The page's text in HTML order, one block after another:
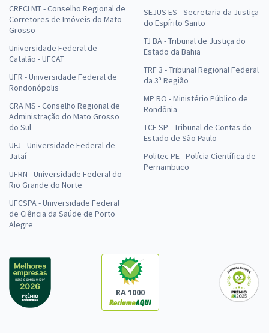
CRECI MT - Conselho Regional de
Corretores de Imóveis do Mato
Grosso
Universidade Federal de
Catalão - UFCAT
UFR - Universidade Federal de
Rondonópolis
CRA MS - Conselho Regional de
Administração do Mato Grosso
do Sul
UFJ - Universidade Federal de
Jataí
UFRN - Universidade Federal do
Rio Grande do Norte
UFCSPA - Universidade Federal
de Ciência da Saúde de Porto
Alegre
SEJUS ES - Secretaria da Justiça
do Espírito Santo
TJ BA - Tribunal de Justiça do
Estado da Bahia
TRF 3 - Tribunal Regional Federal
da 3ª Região
MP RO - Ministério Público de
Rondônia
TCE SP - Tribunal de Contas do
Estado de São Paulo
Politec PE - Polícia Científica de
Pernambuco
RA 1000